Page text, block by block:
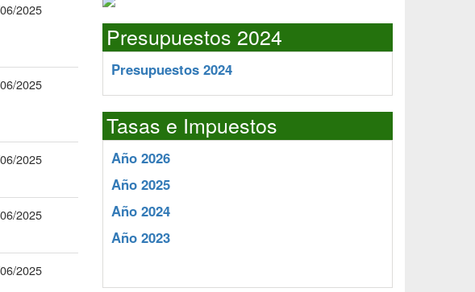
2025
2025
2025
2025
2025
Presupuestos 2024
Presupuestos 2024
Tasas e Impuestos
Año 2026
Año 2025
Año 2024
Año 2023